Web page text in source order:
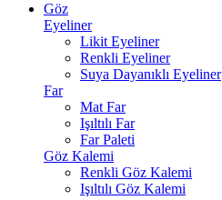
Göz
Eyeliner
Likit Eyeliner
Renkli Eyeliner
Suya Dayanıklı Eyeliner
Far
Mat Far
Işıltılı Far
Far Paleti
Göz Kalemi
Renkli Göz Kalemi
Işıltılı Göz Kalemi